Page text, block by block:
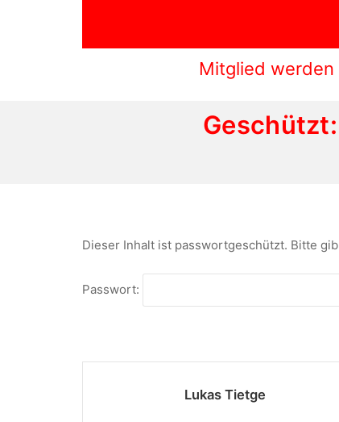
Mitglied werden
Dieser Inhalt ist passwortgeschützt. Bitte
Passwort:
Lukas Tietge